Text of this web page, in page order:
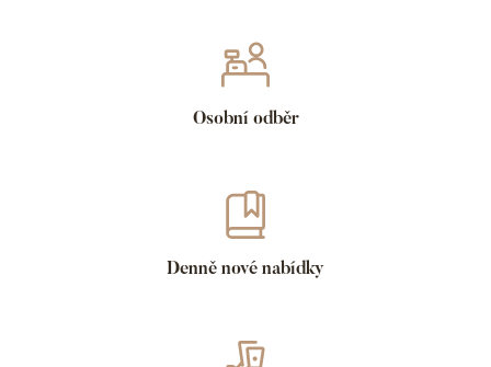
Osobní odběr
Denně nové nabídky